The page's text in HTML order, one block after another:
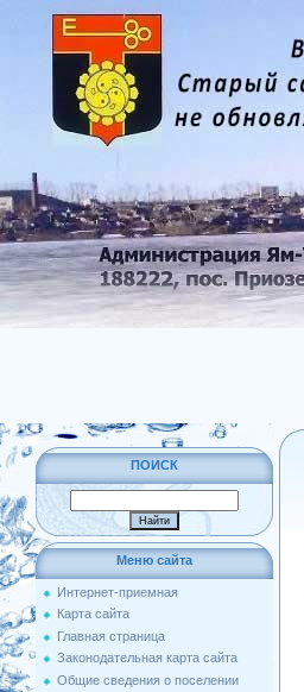
ПОИСК
Меню сайта
Интернет-приемная
Карта сайта
Главная страница
Законодательная карта сайта
Общие сведения о поселении